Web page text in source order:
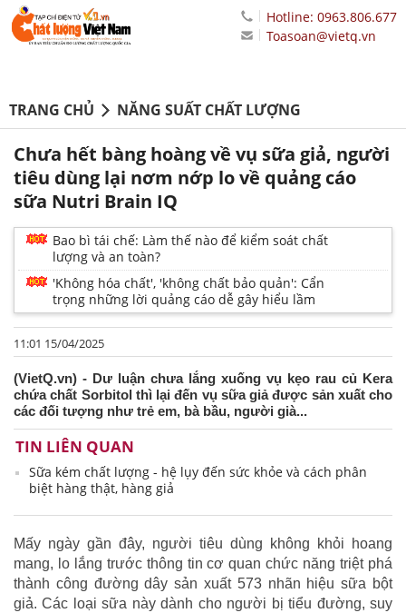
Hotline: 0963.806.677
Toasoan@vietq.vn
TRANG CHỦ NĂNG SUẤT CHẤT LƯỢNG
Chưa hết bàng hoàng về vụ sữa giả, người
tiêu dùng lại nơm nớp lo về quảng cáo
sữa Nutri Brain IQ
Bao bì tái chế: Làm thế nào để kiểm soát chất
lượng và an toàn?
'Không hóa chất', 'không chất bảo quản': Cẩn
trọng những lời quảng cáo dễ gây hiểu lầm
11:01 15/04/2025
(VietQ.vn) - Dư luận chưa lắng xuống vụ kẹo rau củ Kera
chứa chất Sorbitol thì lại đến vụ sữa giả được sản xuất cho
các đối tượng như trẻ em, bà bầu, người già...
TIN LIÊN QUAN
Sữa kém chất lượng - hệ lụy đến sức khỏe và cách phân
biệt hàng thật, hàng giả
Mấy ngày gần đây, người tiêu dùng không khỏi hoang
mang, lo lắng trước thông tin cơ quan chức năng triệt phá
thành công đường dây sản xuất 573 nhãn hiệu sữa bột
giả. Các loại sữa này dành cho người bị tiểu đường, suy